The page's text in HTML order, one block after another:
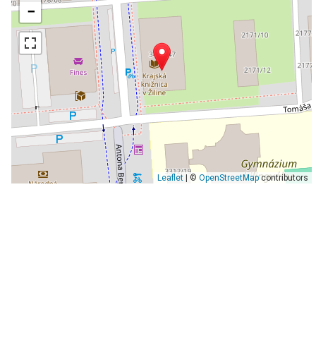
−
Leaflet| © OpenStreetMapcontributors